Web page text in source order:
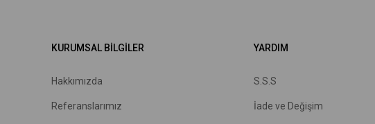
KURUMSAL BİLGİLER
Hakkımızda
Referanslarımız
YARDIM
S.S.S
İade ve Değişim